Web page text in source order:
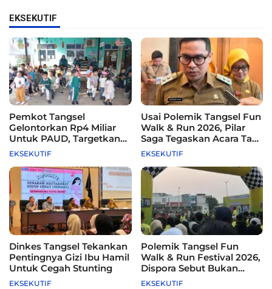
EKSEKUTIF
Pemkot Tangsel
Gelontorkan Rp4 Miliar
Untuk PAUD, Targetkan
115 Sekolah
EKSEKUTIF
Usai Polemik Tangsel Fun
Walk & Run 2026, Pilar
Saga Tegaskan Acara Tak
Difasilitasi Pemkot
EKSEKUTIF
Dinkes Tangsel Tekankan
Pentingnya Gizi Ibu Hamil
Untuk Cegah Stunting
EKSEKUTIF
Polemik Tangsel Fun
Walk & Run Festival 2026,
Dispora Sebut Bukan
Agenda Pemkot
EKSEKUTIF